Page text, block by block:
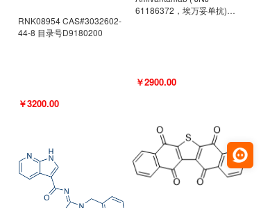
RNK08954 CAS#3032602-
44-8 目录号D9180200
￥3200.00
61186372，埃万妥单抗)
￥2900.00